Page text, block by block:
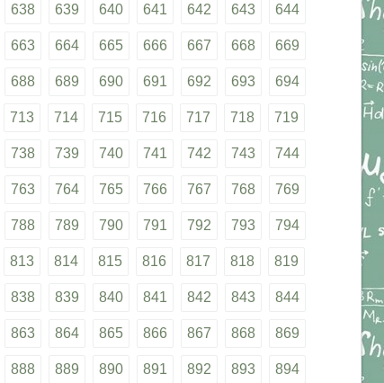
638 639 640 641 642 643 644
663 664 665 666 667 668 669
688 689 690 691 692 693 694
713 714 715 716 717 718 719
738 739 740 741 742 743 744
763 764 765 766 767 768 769
788 789 790 791 792 793 794
813 814 815 816 817 818 819
838 839 840 841 842 843 844
863 864 865 866 867 868 869
888 889 890 891 892 893 894